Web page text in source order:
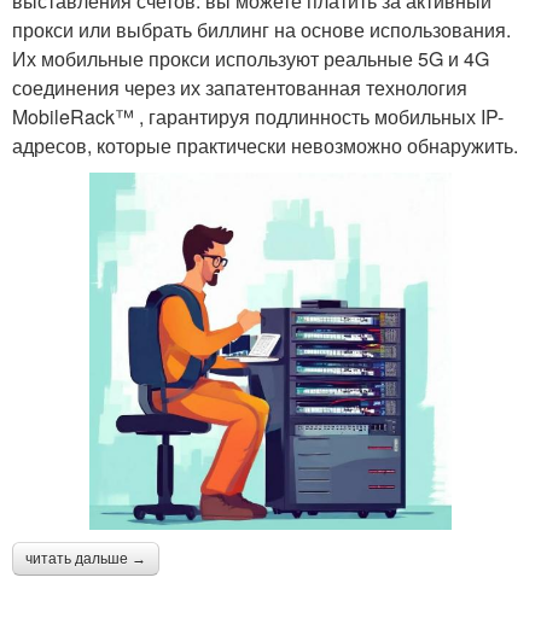
прокси или выбрать биллинг на основе использования.
Их мобильные прокси используют реальные 5G и 4G
соединения через их запатентованная технология
MobileRack™ , гарантируя подлинность мобильных IP-
адресов, которые практически невозможно обнаружить.
читать дальше →